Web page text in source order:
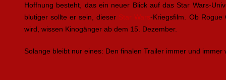
Hoffnung besteht, das ein neuer Blick auf das Star Wars-
blutiger sollte er sein, dieser Star Wars-Kriegsfilm. Ob Rogue
wird, wissen Kinogänger ab dem 15. Dezember.
Solange bleibt nur eines: Den finalen Trailer immer und immer